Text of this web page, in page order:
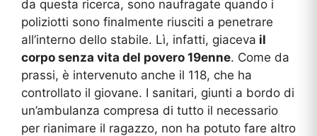
da questa ricerca, sono naufragate quando i
poliziotti sono finalmente riusciti a penetrare
all’interno dello stabile. Lì, infatti, giaceva il
corpo senza vita del povero 19enne. Come da
prassi, è intervenuto anche il 118, che ha
controllato il giovane. I sanitari, giunti a bordo di
un’ambulanza compresa di tutto il necessario
per rianimare il ragazzo, non ha potuto fare altro